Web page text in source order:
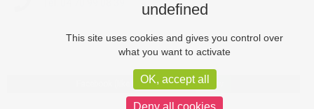
Facebook (like box) is disabled. Allow
undefined
This site uses cookies and gives you control over
what you want to activate
OK, accept all
Deny all cookies